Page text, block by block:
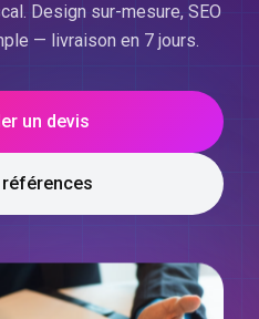
Design sur-mesure, SEO
— livraison en 7 jours.
un devis